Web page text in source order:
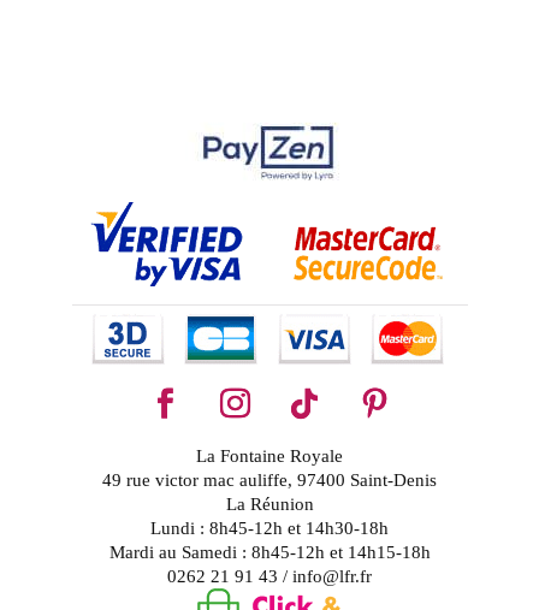
La Fontaine Royale
49 rue victor mac auliffe, 97400 Saint-Denis
La Réunion
Lundi : 8h45-12h et 14h30-18h
Mardi au Samedi : 8h45-12h et 14h15-18h
0262 21 91 43 / info@lfr.fr